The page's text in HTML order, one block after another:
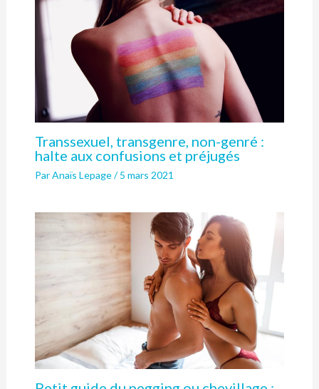
Transsexuel, transgenre, non-genré :
halte aux confusions et préjugés
ParAnaïs Lepage/5 mars 2021